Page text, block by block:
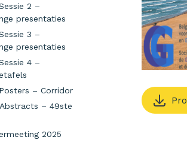
2 –
presentaties
3 –
presentaties
4 –
– Corridor
– 49ste
2025